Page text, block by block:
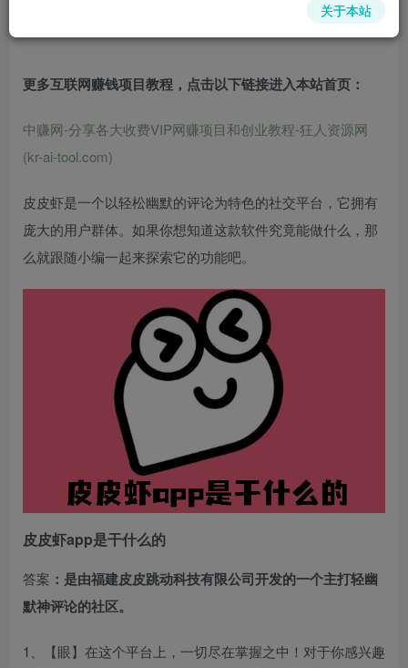
更多互联网赚钱项目教程，点击以下链接进入本站首页 ：
中赚网-分享各大收费VIP网赚项目和创业教程-狂人资源网
(kr-ai-tool.com)
皮皮虾是一个以轻松幽默的评论为特色的社交平台，它拥有
庞大的用户群体。如果你想知道这款软件究竟能做什么，那
么就跟随小编一起来探索它的功能吧。
皮皮虾app是干什么的
答案 ：是由福建皮皮跳动科技有限公司开发的一个主打轻幽
默神评论的社区。
1、【眼】在这个平台上，一切尽在掌握之中！对于你感兴趣
关于本站